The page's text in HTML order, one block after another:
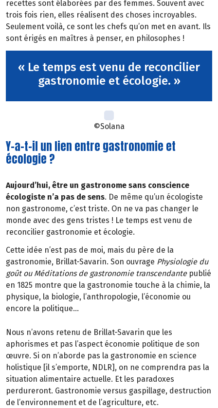
recettes sont élaborées par des femmes. Souvent avec
trois fois rien, elles réalisent des choses incroyables.
Seulement voilà, ce sont les chefs qu’on met en avant. Ils
sont érigés en maîtres à penser, en philosophes !
« Le temps est venu de reconcilier
gastronomie et écologie. »
©Solana
Y-a-t-il un lien entre gastronomie et
écologie ?
Aujourd’hui, être un gastronome sans conscience
écologiste n’a pas de sens. De même qu’un écologiste
non gastronome, c’est triste. On ne va pas changer le
monde avec des gens tristes ! Le temps est venu de
reconcilier gastronomie et écologie.
Cette idée n’est pas de moi, mais du père de la
gastronomie, Brillat-Savarin. Son ouvrage Physiologie du
goût ou Méditations de gastronomie transcendantepublié
en 1825 montre que la gastronomie touche à la chimie, la
physique, la biologie, l’anthropologie, l’économie ou
encore la politique…
Nous n’avons retenu de Brillat-Savarin que les
aphorismes et pas l’aspect économie politique de son
œuvre. Si on n’aborde pas la gastronomie en science
holistique [il s’emporte, NDLR], on ne comprendra pas la
situation alimentaire actuelle. Et les paradoxes
perdureront. Gastronomie versus gaspillage, destruction
de l’environnement et de l’agriculture, etc.